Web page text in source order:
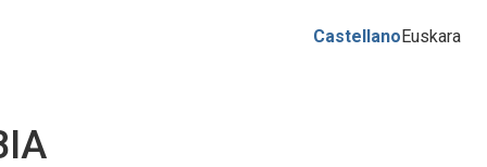
CastellanoEuskara